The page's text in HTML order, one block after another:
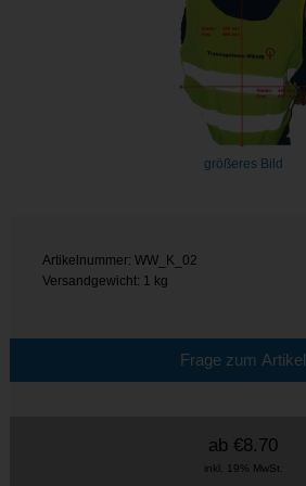
größeres Bild
Artikelnummer: WW_K_02
Versandgewicht: 1 kg
Frage zum Artikel
ab €8.70
inkl. 19% MwSt.